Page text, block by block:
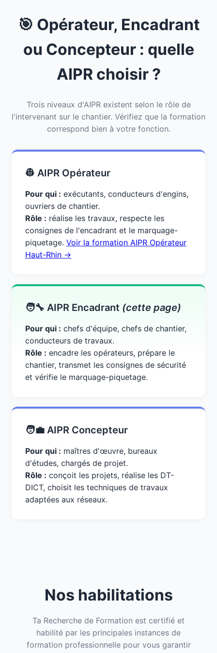
🎯 Opérateur, Encadrant
ou Concepteur : quelle
AIPR choisir ?
Trois niveaux d'AIPR existent selon le rôle de
l'intervenant sur le chantier. Vérifiez que la formation
correspond bien à votre fonction.
👷 AIPR Opérateur
Pour qui : exécutants, conducteurs d'engins,
ouvriers de chantier.
Rôle : réalise les travaux, respecte les
consignes de l'encadrant et le marquage-
piquetage. Voir la formation AIPR Opérateur
Haut-Rhin →
🧑‍🔧 AIPR Encadrant (cette page)
Pour qui : chefs d'équipe, chefs de chantier,
conducteurs de travaux.
Rôle : encadre les opérateurs, prépare le
chantier, transmet les consignes de sécurité
et vérifie le marquage-piquetage.
🧑‍💼 AIPR Concepteur
Pour qui : maîtres d'œuvre, bureaux
d'études, chargés de projet.
Rôle : conçoit les projets, réalise les DT-
DICT, choisit les techniques de travaux
adaptées aux réseaux.
Nos habilitations
Ta Recherche de Formation est certifié et
habilité par les principales instances de
formation professionnelle pour vous garantir